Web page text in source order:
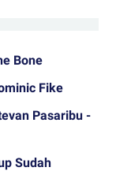
Bone
Fike
Pasaribu -
Sudah